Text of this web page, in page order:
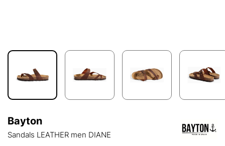
Bayton
Sandals LEATHER men DIANE